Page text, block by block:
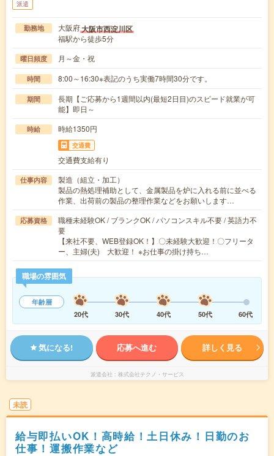
派遣
勤務地 大阪府大阪市西淀川区
福駅から徒歩5分
曜日頻度 月～金・祝
時間 8:00～16:30※表記のうち実働7時間30分です。
期間
長期【ご応募から1週間以内(最短2日目)のスピード就業が可
能】即日～
時給 時給1350円
交通費
交通費支給有り
仕事内容
製造（組立・加工）
製品の熱処理補助として、金属製品を炉に入れる前に並べる
作業、出荷前の製品の整理作業などをお願いします…
応募資格
職種未経験OK / ブランクOK / パソコンスキル不要 / 英語力不
要
【来社不要、WEB登録OK！】〇未経験大歓迎！〇フリータ
ー、主婦(夫) 大歓迎！ ※お仕事の掛け持ち…
職場の雰囲気
年齢層
20代
30代 40代 50代 60代
気になる! 応募へ進む 詳しく見る
派遣会社 株式会社テクノ・サービス
未読
給与即払いOK！高時給！土日休み！日勤のお
仕事！運搬作業など